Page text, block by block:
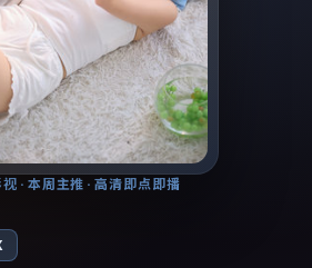
· 本周主推 · 高清即点即播